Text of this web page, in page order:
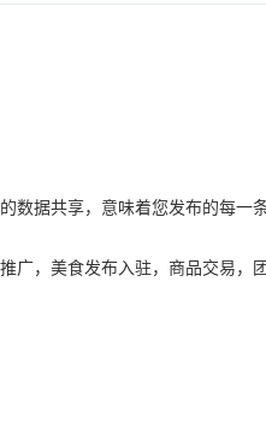
据共享，意味着您发布的每一
，美食发布入驻，商品交易，